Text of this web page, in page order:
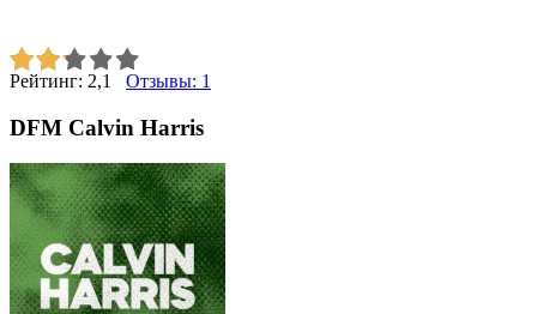
Рейтинг: 2,1 Отзывы: 1
DFM Calvin Harris